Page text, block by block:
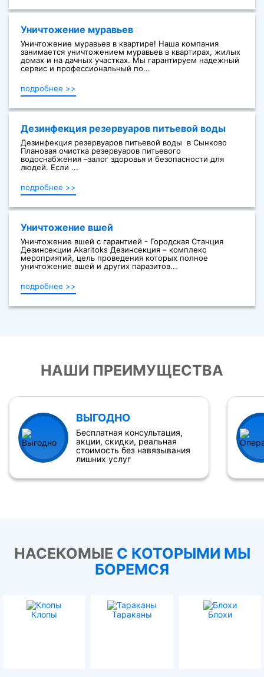
Уничтожение муравьев
Уничтожение муравьев в квартире! Наша компания
занимается уничтожением муравьев в квартирах, жилых
домах и на дачных участках. Мы гарантируем надежный
сервис и профессиональный по...
подробнее >>
Дезинфекция резервуаров питьевой воды
Дезинфекция резервуаров питьевой воды в Сынково
Плановая очистка резервуаров питьевого
водоснабжения –залог здоровья и безопасности для
людей. Если ...
подробнее >>
Уничтожение вшей
Уничтожение вшей с гарантией - Городская Станция
Дезинсекции Akaritoks Дезинсекция – комплекс
мероприятий, цель проведения которых полное
уничтожение вшей и других паразитов...
подробнее >>
НАШИ ПРЕИМУЩЕСТВА
ВЫГОДНО
Бесплатная консультация,
акции, скидки, реальная
стоимость без навязывания
лишних услуг
НАСЕКОМЫЕ С КОТОРЫМИ МЫ
БОРЕМСЯ
Клопы Тараканы Блохи